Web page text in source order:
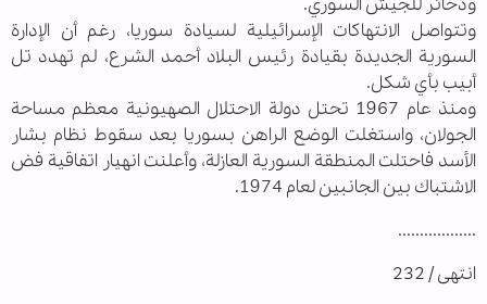
وتتواصل الانتهاكات الإسرائيلية لسيادة سوريا، رغم أن الإدارة
السورية الجديدة بقيادة رئيس البلاد أحمد الشرع، لم تهدد تل
أبيب بأي شكل.
ومنذ عام 1967 تحتل دولة الاحتلال الصهيونية معظم مساحة
الجولان، واستغلت الوضع الراهن بسوريا بعد سقوط نظام بشار
الأسد فاحتلت المنطقة السورية العازلة، وأعلنت انهيار اتفاقية فض
الاشتباك بين الجانبين لعام 1974.
..................
انتهى / 232